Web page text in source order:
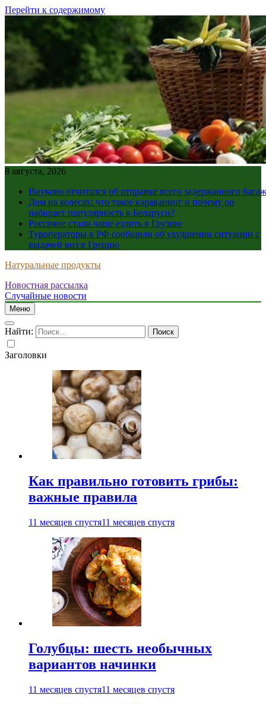
Перейти к содержимому
8 августа, 2026
Внуково отчитался об отправке всего задержанного
Дом на колесах: что такое караванинг и почему он
набирает популярность в Беларуси?
Россияне стали чаще ездить в Грузию
Туроператоры в РФ сообщили об ухудшении ситуации с
выдачей виз в Грецию
Натуральные продукты
Новостная рассылка
Случайные новости
Меню
Найти:
Заголовки
Как правильно готовить грибы:
важные правила
11 месяцев спустя11 месяцев спустя
Голубцы: шесть необычных
вариантов начинки
11 месяцев спустя11 месяцев спустя